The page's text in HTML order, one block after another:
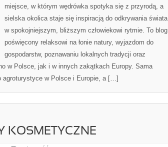
miejsce, w którym wędrówka spotyka się z przyrodą, a
sielska okolica staje się inspiracją do odkrywania świata
w spokojniejszym, bliższym człowiekowi rytmie. To blog
poświęcony relaksowi na łonie natury, wyjazdom do
gospodarstw, poznawaniu lokalnych tradycji oraz
w Polsce, jak i w innych zakątkach Europy. Sama
agroturystyce w Polsce i Europie, a […]
KOSMETYCZNE